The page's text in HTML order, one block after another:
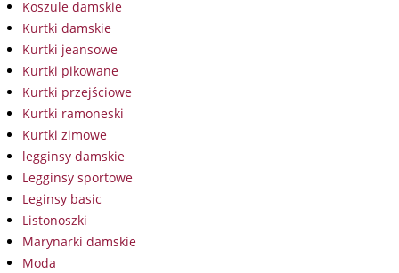
Koszule damskie
Kurtki damskie
Kurtki jeansowe
Kurtki pikowane
Kurtki przejściowe
Kurtki ramoneski
Kurtki zimowe
legginsy damskie
Legginsy sportowe
Leginsy basic
Listonoszki
Marynarki damskie
Moda